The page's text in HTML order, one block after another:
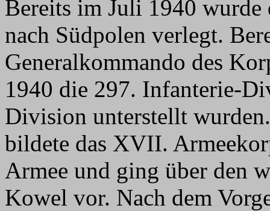
Bereits im Juli 1940 wurde
nach Südpolen verlegt.
Generalkommando des
1940 die 297. Infanterie-
Division unterstellt
bildete das XVII.
Armee und ging über den
Kowel vor. Nach dem